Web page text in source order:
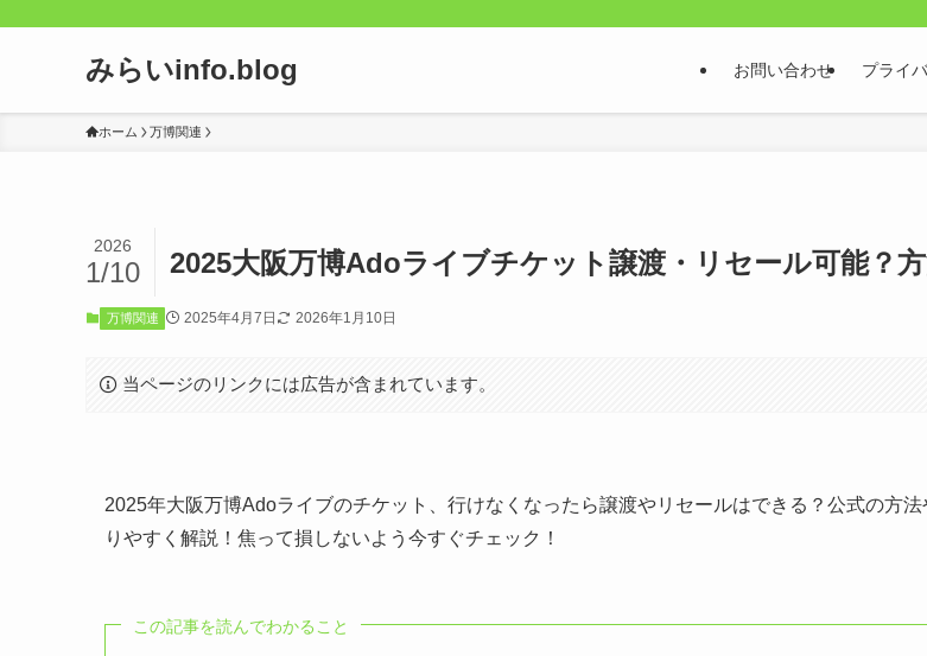
みらいinfo.blog お問い合わせ プライ
ホーム 万博関連
2025大阪万博Adoライブチケット譲渡・リセール可能？
2026
1/10
万博関連 2025年4月7日 2026年1月10日
当ページのリンクには広告が含まれています。
2025年大阪万博Adoライブのチケット、行けなくなったら譲渡やリセールはできる？公式の方
りやすく解説！焦って損しないよう今すぐチェック！
この記事を読んでわかること